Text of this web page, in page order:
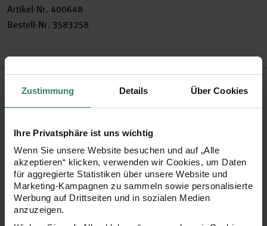
Zustimmung Details Über Cookies
Ihre Privatsphäre ist uns wichtig
Wenn Sie unsere Website besuchen und auf „Alle
akzeptieren“ klicken, verwenden wir Cookies, um Daten
für aggregierte Statistiken über unsere Website und
Marketing-Kampagnen zu sammeln sowie personalisierte
Werbung auf Drittseiten und in sozialen Medien
anzuzeigen.
Artikel-Nr. 400648
Bestell-Nr. 3583258
Mit der schönen Motiv-Serviette krönen Sie die
Tischdekoration Ihrer Party oder Familienfeier! Oder Sie
möchten alte Möbelstücke, Tabletts, Dosen, Pappartikel oder
Blumentöpfe umgestalten? Mit der Serviettentechnik lässt
sich alles ganz leicht gestalten!